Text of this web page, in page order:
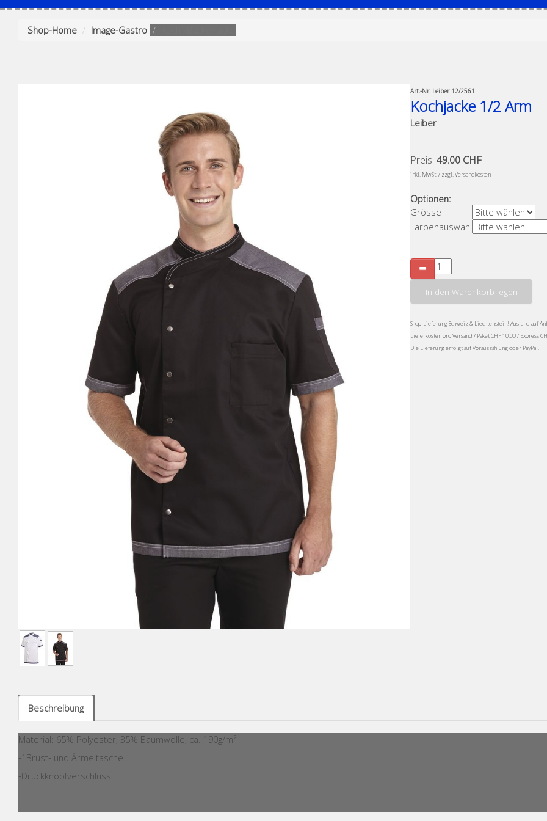
Shop-Home Image-Gastro
Art.-Nr. Leiber 12/2561
Kochjacke 1/2 Arm
Leiber
Preis: 49.00 CHF
inkl. MwSt. / zzgl. Versandkosten
Optionen:
Grösse
Farbenauswahl
In den Warenkorb legen
Shop-Lieferung Schweiz & Liechtenstein! Ausland auf
Lieferkosten pro Versand / Paket CHF 10.00 / Express
Die Lieferung erfolgt auf Vorauszahlung oder PayPal.
Beschreibung
Material: 65% Polyester, 35% Baumwolle, ca. 190g/m²
-1Brust- und Ärmeltasche
-Druckknopfverschluss